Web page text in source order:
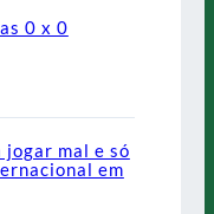
0 x 0
mal e só
em